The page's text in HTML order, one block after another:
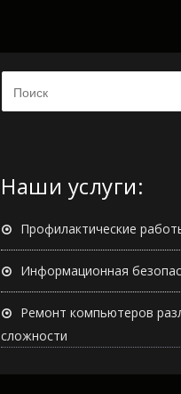
Наши услуги:
Профилактические
Информационная
Ремонт компьютеров
сложности